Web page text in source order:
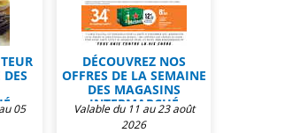
05
DÉCOUVREZ NOS
OFFRES DE LA SEMAINE
DES MAGASINS
INTERMARCHÉ
Valable du 11 au 23 août
2026